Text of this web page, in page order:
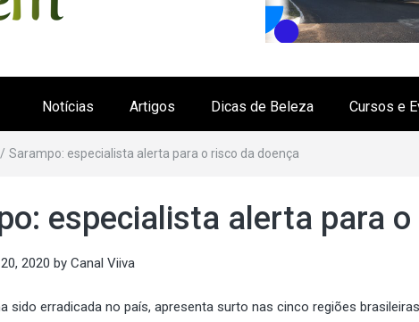
Notícias Artigos Dicas de Beleza Cursos e
/ Sarampo: especialista alerta para o risco da doença
especialista alerta para
2020 by Canal Viiva
sido erradicada no país, apresenta surto nas cinco regiões